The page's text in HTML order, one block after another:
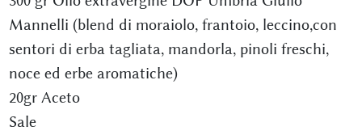
Mannelli (blend di moraiolo, frantoio, leccino,con
sentori di erba tagliata, mandorla, pinoli freschi,
noce ed erbe aromatiche)
20gr Aceto
Sale